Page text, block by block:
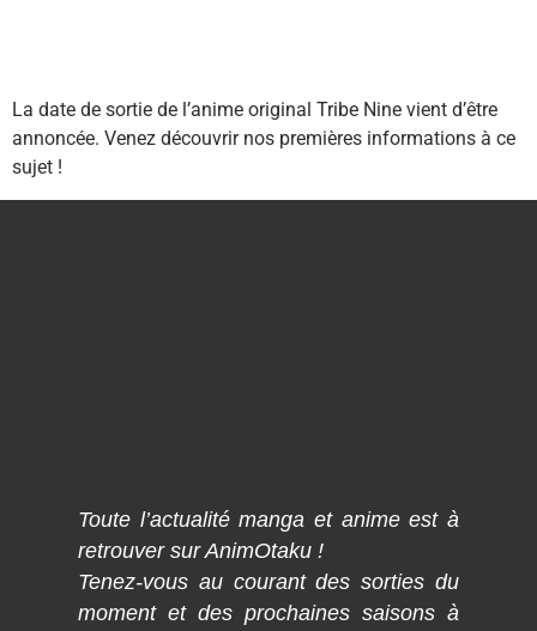
La date de sortie de l’anime original Tribe Nine vient d’être
annoncée. Venez découvrir nos premières informations à ce
sujet !
Toute l’actualité manga et anime est à
retrouver sur AnimOtaku !
Tenez-vous au courant des sorties du
moment et des prochaines saisons à